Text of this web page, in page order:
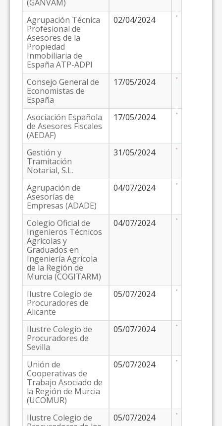
(GANVAM)
Agrupación Técnica
Profesional de
Asesores de la
Propiedad
Inmobiliaria de
España ATP-ADPI
02/04/2024
Consejo General de
Economistas de
España
17/05/2024
Asociación Española
de Asesores Fiscales
(AEDAF)
17/05/2024
Gestión y
Tramitación
Notarial, S.L.
31/05/2024
Agrupación de
Asesorías de
Empresas (ADADE)
04/07/2024
Colegio Oficial de
Ingenieros Técnicos
Agrícolas y
Graduados en
Ingeniería Agrícola
de la Región de
Murcia (COGITARM)
04/07/2024
Ilustre Colegio de
Procuradores de
Alicante
05/07/2024
Ilustre Colegio de
Procuradores de
Sevilla
05/07/2024
Unión de
Cooperativas de
Trabajo Asociado de
la Región de Murcia
(UCOMUR)
05/07/2024
Ilustre Colegio de
05/07/2024